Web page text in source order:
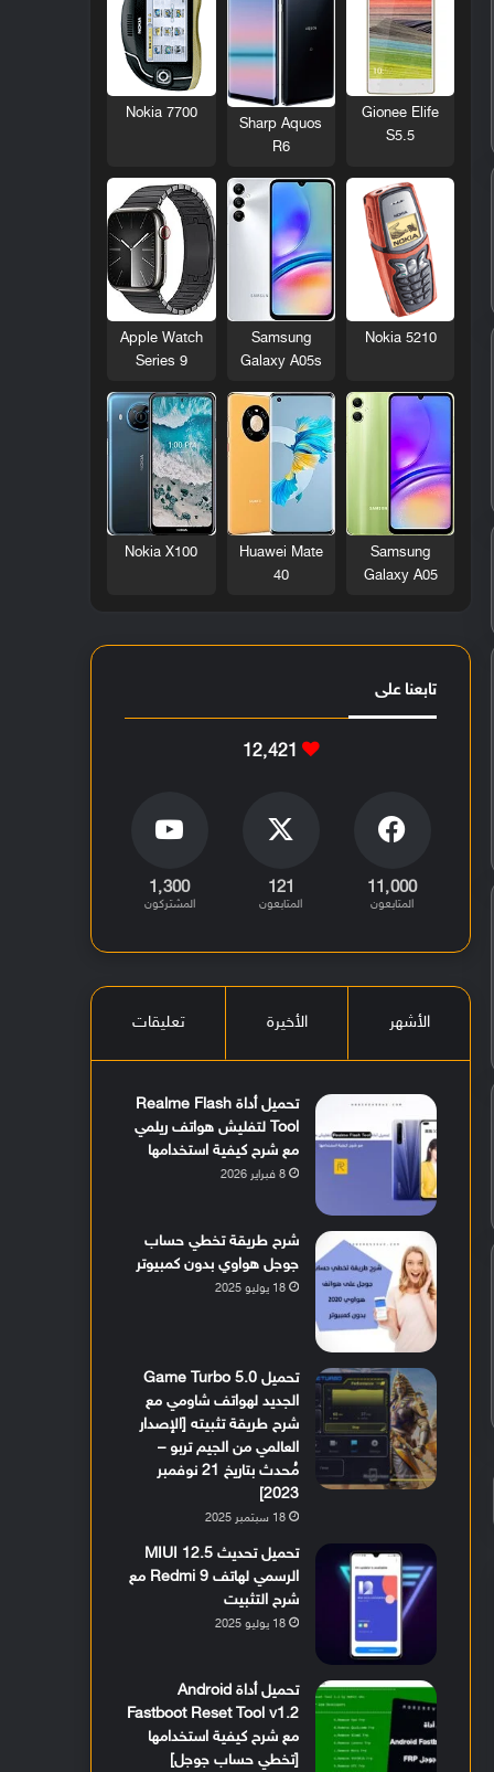
Gionee Elife
S5.5
Sharp Aquos
R6
Nokia 7700
Nokia 5210
Samsung
Galaxy A05s
Apple Watch
Series 9
Samsung
Galaxy A05
Huawei Mate
40
Nokia X100
تابعنا على
12٬421
11٬000
المتابعون
121
المتابعون
1٬300
المشتركون
الأشهر الأخيرة تعليقات
تحميل أداة Realme Flash
Tool لتفليش هواتف ريلمي
مع شرح كيفية استخدامها
8 فبراير 2026
شرح طريقة تخطي حساب
جوجل هواوي بدون كمبيوتر
18 يوليو 2025
تحميل Game Turbo 5.0
الجديد لهواتف شاومي مع
شرح طريقة تثبيته [الإصدار
العالمي من الجيم تربو –
مُحدث بتاريخ 21 نوفمبر
2023]
18 سبتمبر 2025
تحميل تحديث MIUI 12.5
الرسمي لهاتف Redmi 9 مع
شرح التثبيت
18 يوليو 2025
تحميل أداة Android
Fastboot Reset Tool v1.2
مع شرح كيفية استخدامها
[تخطي حساب جوجل]